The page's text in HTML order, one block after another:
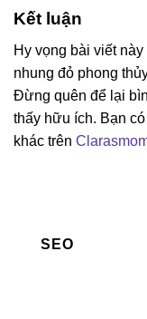
Kết luận
Hy vọng bài viết
nhung đỏ phong
Đừng quên để lại
thấy hữu ích. Bạn
khác trên
SEO